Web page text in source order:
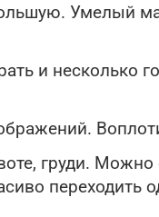
Умелый
и несколько
груди.
переходить